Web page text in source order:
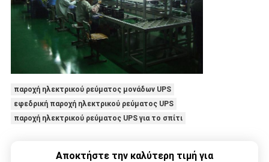
παροχή ηλεκτρικού ρεύματος μονάδων UPS
εφεδρική παροχή ηλεκτρικού ρεύματος UPS
παροχή ηλεκτρικού ρεύματος UPS για το σπίτι
Αποκτήστε την καλύτερη τιμή για